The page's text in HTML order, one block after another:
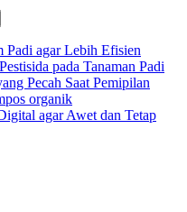
Padi agar Lebih Efisien
pada Tanaman Padi
Pecah Saat Pemipilan
organik
agar Awet dan Tetap